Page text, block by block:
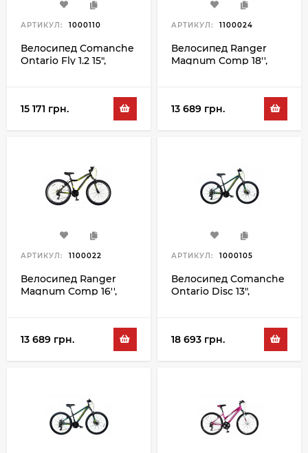
АРТИКУЛ: 1000110
Велосипед Comanche
Ontario Fly 1.2 15",
15 171 грн.
АРТИКУЛ: 1100024
Велосипед Ranger
Magnum Comp 18'',
13 689 грн.
АРТИКУЛ: 1100022
Велосипед Ranger
Magnum Comp 16'',
13 689 грн.
АРТИКУЛ: 1000105
Велосипед Comanche
Ontario Disc 13",
18 693 грн.